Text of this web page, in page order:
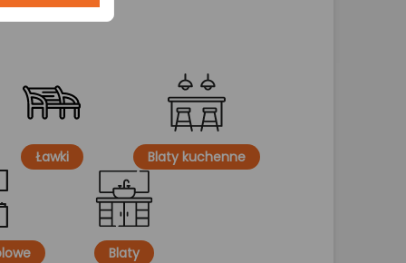
Ławki Blaty kuchenne
Blaty